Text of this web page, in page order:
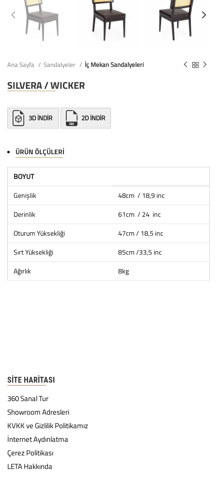
Ana Sayfa Sandalyeler İç Mekan Sandalyeleri
SILVERA / WICKER
3D İNDİR 2D İNDİR
ÜRÜN ÖLÇÜLERI
BOYUT
Genişlik
48cm / 18,9 inc
Derinlik
61cm / 24 inc
Oturum Yüksekliği
47cm / 18,5 inc
Sırt Yüksekliği
85cm /33,5 inc
Ağırlık
8kg
SITE HARITASI
360 Sanal Tur
Showroom Adresleri
KVKK ve Gizlilik Politikamız
İnternet Aydınlatma
Çerez Politikası
LETA Hakkında